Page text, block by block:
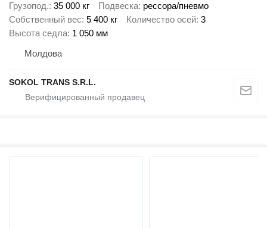
Грузопод. 35 000 кг Подвеска рессора/пневмо
Собственный вес 5 400 кг Количество осей 3
Высота седла 1 050 мм
Молдова
SOKOL TRANS S.R.L.